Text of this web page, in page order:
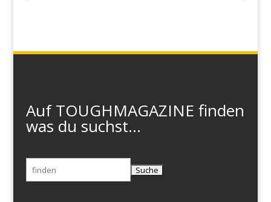
Auf TOUGHMAGAZINE finden
was du suchst...
Suchen
nach: